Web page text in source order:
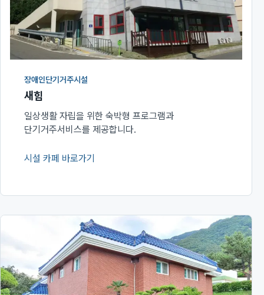
장애인단기거주시설
새힘
일상생활 자립을 위한 숙박형 프로그램과
단기거주서비스를 제공합니다.
시설 카페 바로가기
(새 창에서 열림)